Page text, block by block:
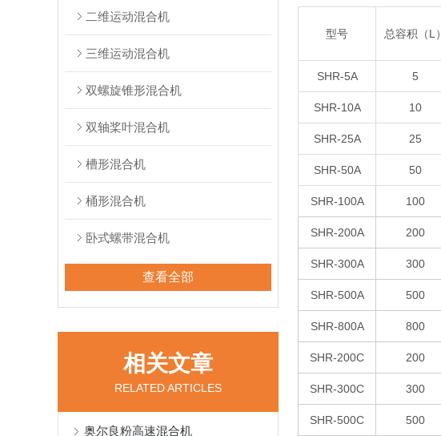
二维运动混合机
三维运动混合机
双螺旋锥形混合机
双轴桨叶混合机
槽形混合机
桶形混合机
卧式螺带混合机
查看全部
相关文章
RELATED ARTICLES
奥尔良粉高速混合机
型号 总容积（L）
SHR-5A 5
SHR-10A
10
SHR-25A 25
SHR-50A 50
SHR-100A 100
SHR-200A 200
SHR-300A 300
SHR-500A 500
SHR-800A 800
SHR-200C 200
SHR-300C 300
SHR-500C 500